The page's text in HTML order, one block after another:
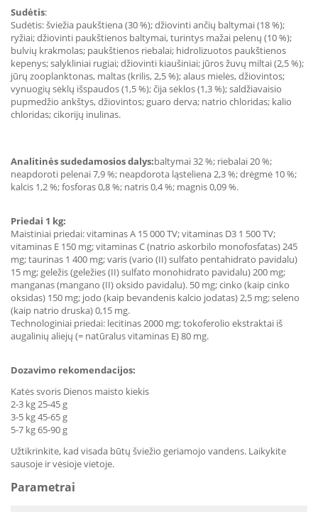
Sudėtis:
Sudėtis: šviežia paukštiena (30 %); džiovinti ančių baltymai (18 %);
ryžiai; džiovinti paukštienos baltymai, turintys mažai pelenų (10 %);
bulvių krakmolas; paukštienos riebalai; hidrolizuotos paukštienos
kepenys; salykliniai rugiai; džiovinti kiaušiniai; jūros žuvų miltai (2,5 %);
jūrų zooplanktonas, maltas (krilis, 2,5 %); alaus mielės, džiovintos;
vynuogių sėklų išspaudos (1,5 %); čija sėklos (1,3 %); saldžiavaisio
pupmedžio ankštys, džiovintos; guaro derva; natrio chloridas; kalio
chloridas; cikorijų inulinas.
Analitinės sudedamosios dalys:baltymai 32 %; riebalai 20 %;
neapdoroti pelenai 7,9 %; neapdorota ląsteliena 2,3 %; drėgmė 10 %;
kalcis 1,2 %; fosforas 0,8 %; natris 0,4 %; magnis 0,09 %.
Priedai 1 kg:
Maistiniai priedai: vitaminas A 15 000 TV; vitaminas D3 1 500 TV;
vitaminas E 150 mg; vitaminas C (natrio askorbilo monofosfatas) 245
mg; taurinas 1 400 mg; varis (vario (II) sulfato pentahidrato pavidalu)
15 mg; geležis (geležies (II) sulfato monohidrato pavidalu) 200 mg;
manganas (mangano (II) oksido pavidalu). 50 mg; cinko (kaip cinko
oksidas) 150 mg; jodo (kaip bevandenis kalcio jodatas) 2,5 mg; seleno
(kaip natrio druska) 0,15 mg.
Technologiniai priedai: lecitinas 2000 mg; tokoferolio ekstraktai iš
augalinių aliejų (= natūralus vitaminas E) 80 mg.
Dozavimo rekomendacijos:
Katės svoris Dienos maisto kiekis
2-3 kg 25-45 g
3-5 kg 45-65 g
5-7 kg 65-90 g
Užtikrinkite, kad visada būtų šviežio geriamojo vandens. Laikykite
sausoje ir vėsioje vietoje.
Parametrai